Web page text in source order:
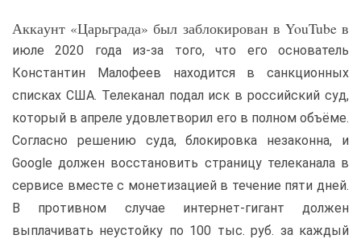
Аккаунт «Царьграда» был заблокирован в YouTube в
июле 2020 года из-за того, что его основатель
Константин Малофеев находится в санкционных
списках США. Телеканал подал иск в российский суд,
который в апреле удовлетворил его в полном объёме.
Согласно решению суда, блокировка незаконна, и
Google должен восстановить страницу телеканала в
сервисе вместе с монетизацией в течение пяти дней.
В противном случае интернет-гигант должен
выплачивать неустойку по 100 тыс. руб. за каждый